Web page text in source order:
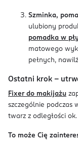
Szminka,
ulubiony
pomadka w
matowego
pełnych,
Ostatni krok -
Fixer do makijażu
szczególnie podczas
twarz z odległości
To może Cię